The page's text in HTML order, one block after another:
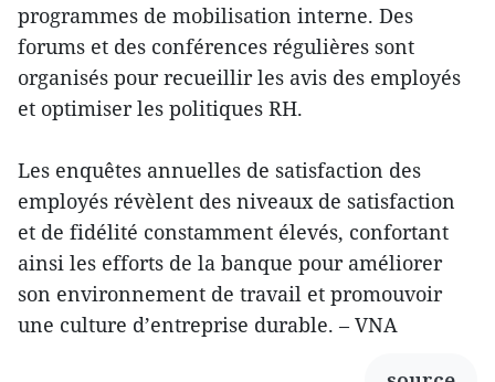
programmes de mobilisation interne. Des
forums et des conférences régulières sont
organisés pour recueillir les avis des employés
et optimiser les politiques RH.
Les enquêtes annuelles de satisfaction des
employés révèlent des niveaux de satisfaction
et de fidélité constamment élevés, confortant
ainsi les efforts de la banque pour améliorer
son environnement de travail et promouvoir
une culture d’entreprise durable. – VNA